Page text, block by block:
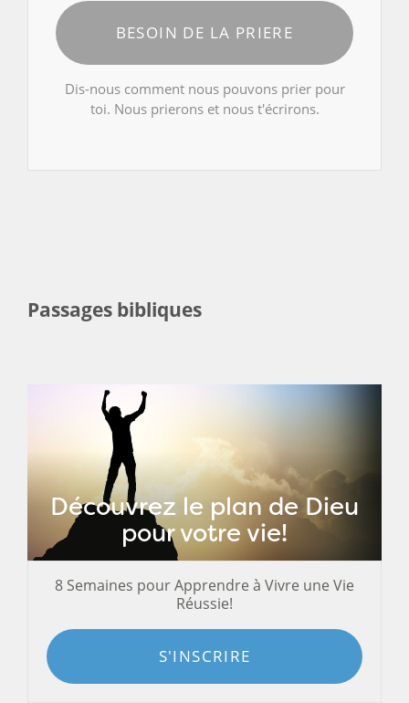
BESOIN DE LA PRIERE
Dis-nous comment nous pouvons prier pour
toi. Nous prierons et nous t'écrirons.
Passages bibliques
Découvrez le plan de Dieu
pour votre vie!
8 Semaines pour Apprendre à Vivre une Vie
Réussie!
S'INSCRIRE